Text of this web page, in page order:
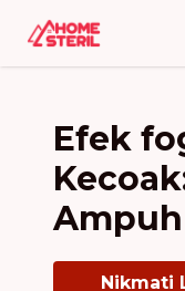
Efek
Ampuh
Nikmati